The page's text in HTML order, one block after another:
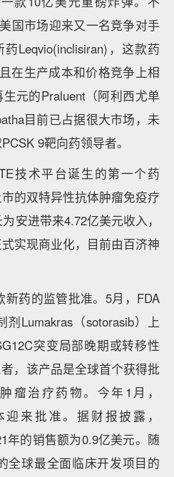
国市场迎来又一名竞争对手
Leqvio(inclisiran)，这款药
在生产成本和价格竞争上相
元的Praluent（阿利西尤单
目前已占据很大市场，未
9靶向药领导者。
技术平台诞生的第一个药
的双特异性抗体肿瘤免疫疗
安进带来4.72亿美元收入，
实现商业化，目前由百济神
药的监管批准。5月，FDA
剂Lumakras（sotorasib）上
突变局部晚期或转移性
，该产品是全球首个获得批
瘤治疗药物。今年1月，
迎来批准。据财报披露，
年的销售额为0.9亿美元。随
全球最全面临床开发项目的